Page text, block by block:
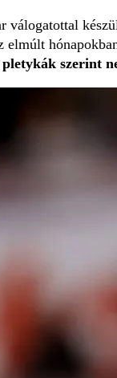
válogatottal
szerint